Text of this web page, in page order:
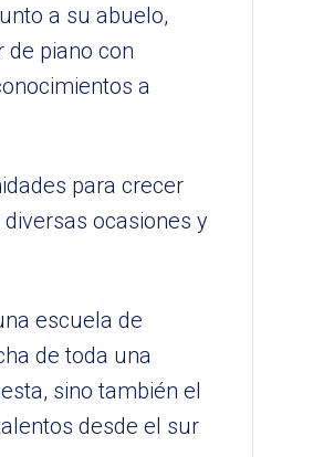
a su abuelo,
de piano con
a
para crecer
ocasiones y
escuela de
de toda una
sino también el
desde el sur